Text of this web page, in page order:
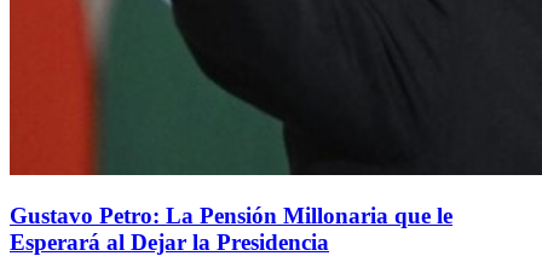
Gustavo Petro: La Pensión Millonaria que le
Esperará al Dejar la Presidencia